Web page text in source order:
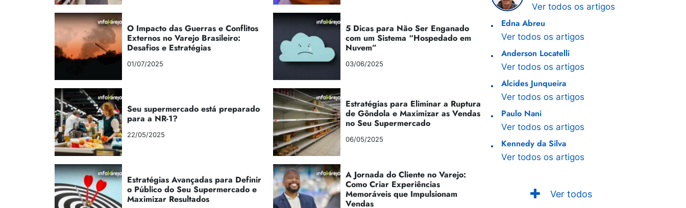
O Impacto das Guerras e Conflitos
Externos no Varejo Brasileiro:
Desafios e Estratégias
01/07/2025
5 Dicas para Não Ser Enganado
com um Sistema “Hospedado em
Nuvem”
03/06/2025
Seu supermercado está preparado
para a NR-1?
22/05/2025
Estratégias para Eliminar a Ruptura
de Gôndola e Maximizar as Vendas
no Seu Supermercado
06/05/2025
Estratégias Avançadas para Definir
o Público do Seu Supermercado e
Maximizar Resultados
A Jornada do Cliente no Varejo:
Como Criar Experiências
Memoráveis que Impulsionam
Vendas
Ver todos os artigos
Edna Abreu
Ver todos os artigos
Anderson Locatelli
Ver todos os artigos
Alcides Junqueira
Ver todos os artigos
Paulo Nani
Ver todos os artigos
Kennedy da Silva
Ver todos os artigos
Ver todos